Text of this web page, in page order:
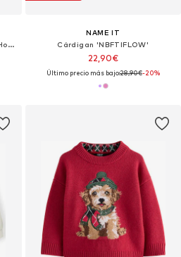
Jersey 'Christmas Gingerbread House'
NAME IT
Cárdigan 'NBFTIFLOW'
22,90€
Último precio más bajo:28,90€-20%